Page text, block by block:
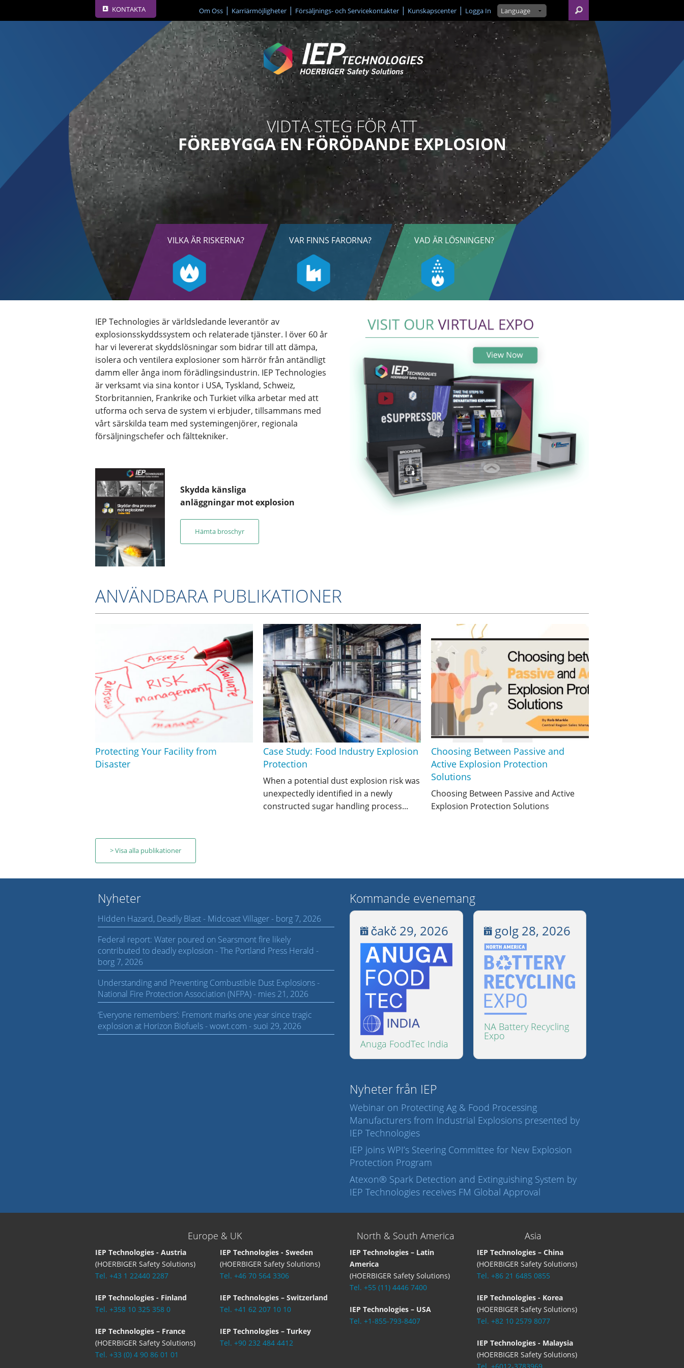
KONTAKTA Om Oss Karriärmöjligheter Försäljnings- och Servicekontakter Kunskapscenter Logga In
VIDTA STEG FÖR ATT
FÖREBYGGAEN FÖRÖDANDE EXPLOSION
VILKA ÄR RISKERNA? VAR FINNS FARORNA? VAD ÄR LÖSNINGEN?
IEP Technologies är världsledande leverantör av
explosionsskyddssystem och relaterade tjänster. I över 60 år
har vi levererat skyddslösningar som bidrar till att dämpa,
isolera och ventilera explosioner som härrör från antändligt
damm eller ånga inom förädlingsindustrin. IEP Technologies
är verksamt via sina kontor i USA, Tyskland, Schweiz,
Storbritannien, Frankrike och Turkiet vilka arbetar med att
utforma och serva de system vi erbjuder, tillsammans med
vårt särskilda team med systemingenjörer, regionala
försäljningschefer och fälttekniker.
Skydda känsliga
anläggningar mot explosion
Hämta broschyr
ANVÄNDBARA PUBLIKATIONER
Protecting Your Facility from
Disaster
Case Study: Food Industry Explosion
Protection
When a potential dust explosion risk was
unexpectedly identified in a newly
constructed sugar handling process...
Choosing Between Passive and
Active Explosion Protection
Solutions
Choosing Between Passive and Active
Explosion Protection Solutions
> Visa alla publikationer
Nyheter
Hidden Hazard, Deadly Blast - Midcoast Villager - borg 7, 2026
Federal report: Water poured on Searsmont fire likely
contributed to deadly explosion - The Portland Press Herald -
borg 7, 2026
Understanding and Preventing Combustible Dust Explosions -
National Fire Protection Association (NFPA) - mies 21, 2026
‘Everyone remembers’: Fremont marks one year since tragic
explosion at Horizon Biofuels - wowt.com - suoi 29, 2026
Kommande evenemang
čakč 29, 2026
Anuga FoodTec India
golg 28, 2026
NA Battery Recycling
Expo
Nyheter från IEP
Webinar on Protecting Ag & Food Processing
Manufacturers from Industrial Explosions presented by
IEP Technologies
IEP joins WPI’s Steering Committee for New Explosion
Protection Program
Atexon® Spark Detection and Extinguishing System by
IEP Technologies receives FM Global Approval
Europe & UK
IEP Technologies - Austria
(HOERBIGER Safety Solutions)
Tel. +43 1 22440 2287
IEP Technologies - Sweden
(HOERBIGER Safety Solutions)
Tel. +46 70 564 3306
IEP Technologies - Finland
Tel. +358 10 325 358 0
IEP Technologies – Switzerland
Tel. +41 62 207 10 10
IEP Technologies – France
(HOERBIGER Safety Solutions)
Tel. +33 (0) 4 90 86 01 01
IEP Technologies – Turkey
Tel. +90 232 484 4412
North & South America
IEP Technologies – Latin
America
(HOERBIGER Safety Solutions)
Tel. +55 (11) 4446 7400
IEP Technologies – USA
Tel. +1-855-793-8407
Asia
IEP Technologies – China
(HOERBIGER Safety Solutions)
Tel. +86 21 6485 0855
IEP Technologies - Korea
(HOERBIGER Safety Solutions)
Tel. +82 10 2579 8077
IEP Technologies - Malaysia
(HOERBIGER Safety Solutions)